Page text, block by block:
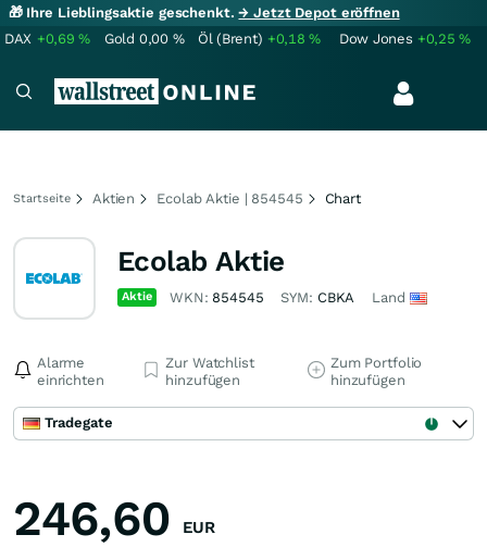
🎁 Ihre Lieblingsaktie geschenkt.→ Jetzt Depot eröffnen
DAX +0,69% Gold 0,00 % Öl (Brent) +0,18% Dow Jones +0,25%
Startseite Aktien Ecolab Aktie | 854545 Chart
Ecolab Aktie
Aktie WKN: 854545 SYM: CBKA Land
Alarme
einrichten
Zur Watchlist
hinzufügen
Zum Portfolio
hinzufügen
Tradegate
246,60 EUR